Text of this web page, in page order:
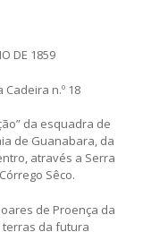
DE 1859
n.º 18
da esquadra de
de Guanabara, da
através a Serra
Sêco.
de Proença da
terras da futura